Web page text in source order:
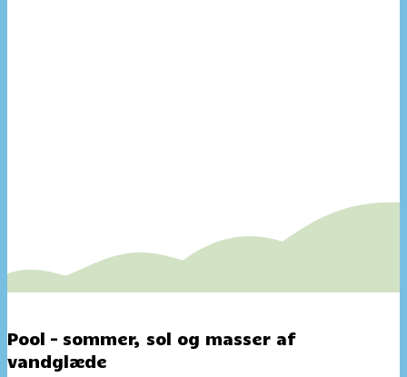
Pool – sommer, sol og masser af
vandglæde